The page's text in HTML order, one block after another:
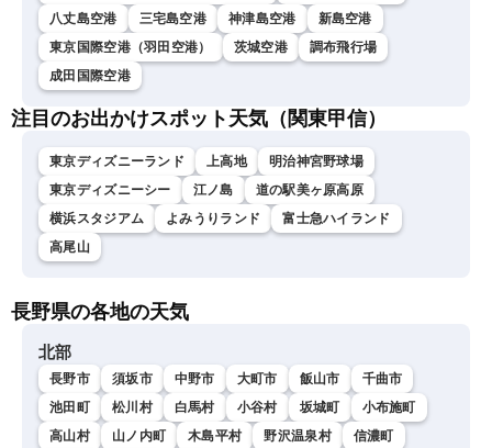
八丈島空港
三宅島空港 神津島空港
新島空港
東京国際空港（羽田空港）
茨城空港
調布飛行場
成田国際空港
注目のお出かけスポット天気（関東甲信）
東京ディズニーランド 上高地
明治神宮野球場
東京ディズニーシー
江ノ島
道の駅美ヶ原高原
横浜スタジアム
よみうりランド
富士急ハイランド
高尾山
長野県の各地の天気
北部
長野市 須坂市 中野市 大町市 飯山市
千曲市
池田町
松川村 白馬村 小谷村 坂城町
小布施町
高山村
山ノ内町 木島平村 野沢温泉村 信濃町